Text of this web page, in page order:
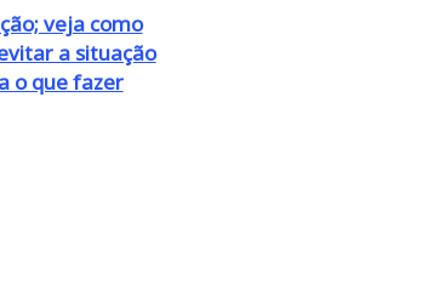
veja como
a situação
o que fazer